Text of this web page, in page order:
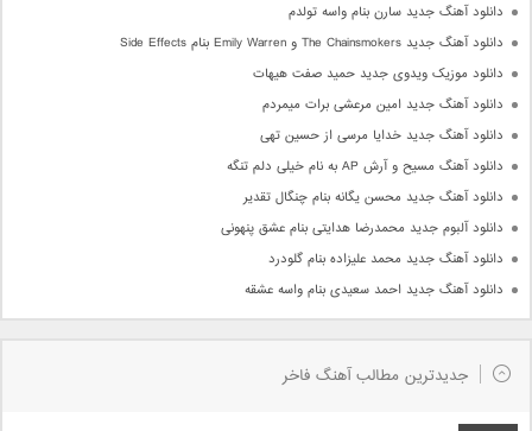
دانلود آهنگ جدید سارن بنام واسه تولدم
دانلود آهنگ جدید The Chainsmokers و Emily Warren بنام Side Effects
دانلود موزیک ویدوی جدید حمید صفت هیهات
دانلود آهنگ جدید امین مرعشی برات میمردم
دانلود آهنگ جدید خدایا مرسی از حسین تهی
دانلود آهنگ مسیح و آرش AP به نام خیلی دلم تنگه
دانلود آهنگ جدید محسن یگانه بنام چنگال تقدیر
دانلود آلبوم جدید محمدرضا هدایتی بنام عشق پنهونی
دانلود آهنگ جدید محمد علیزاده بنام گلودرد
دانلود آهنگ جدید احمد سعیدی بنام واسه عشقه
جدیدترین مطالب آهنگ فاخر